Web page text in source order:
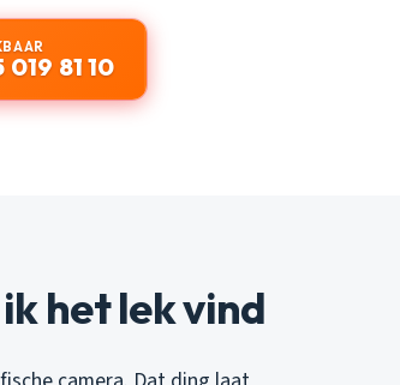
019 81 10
het lek vind